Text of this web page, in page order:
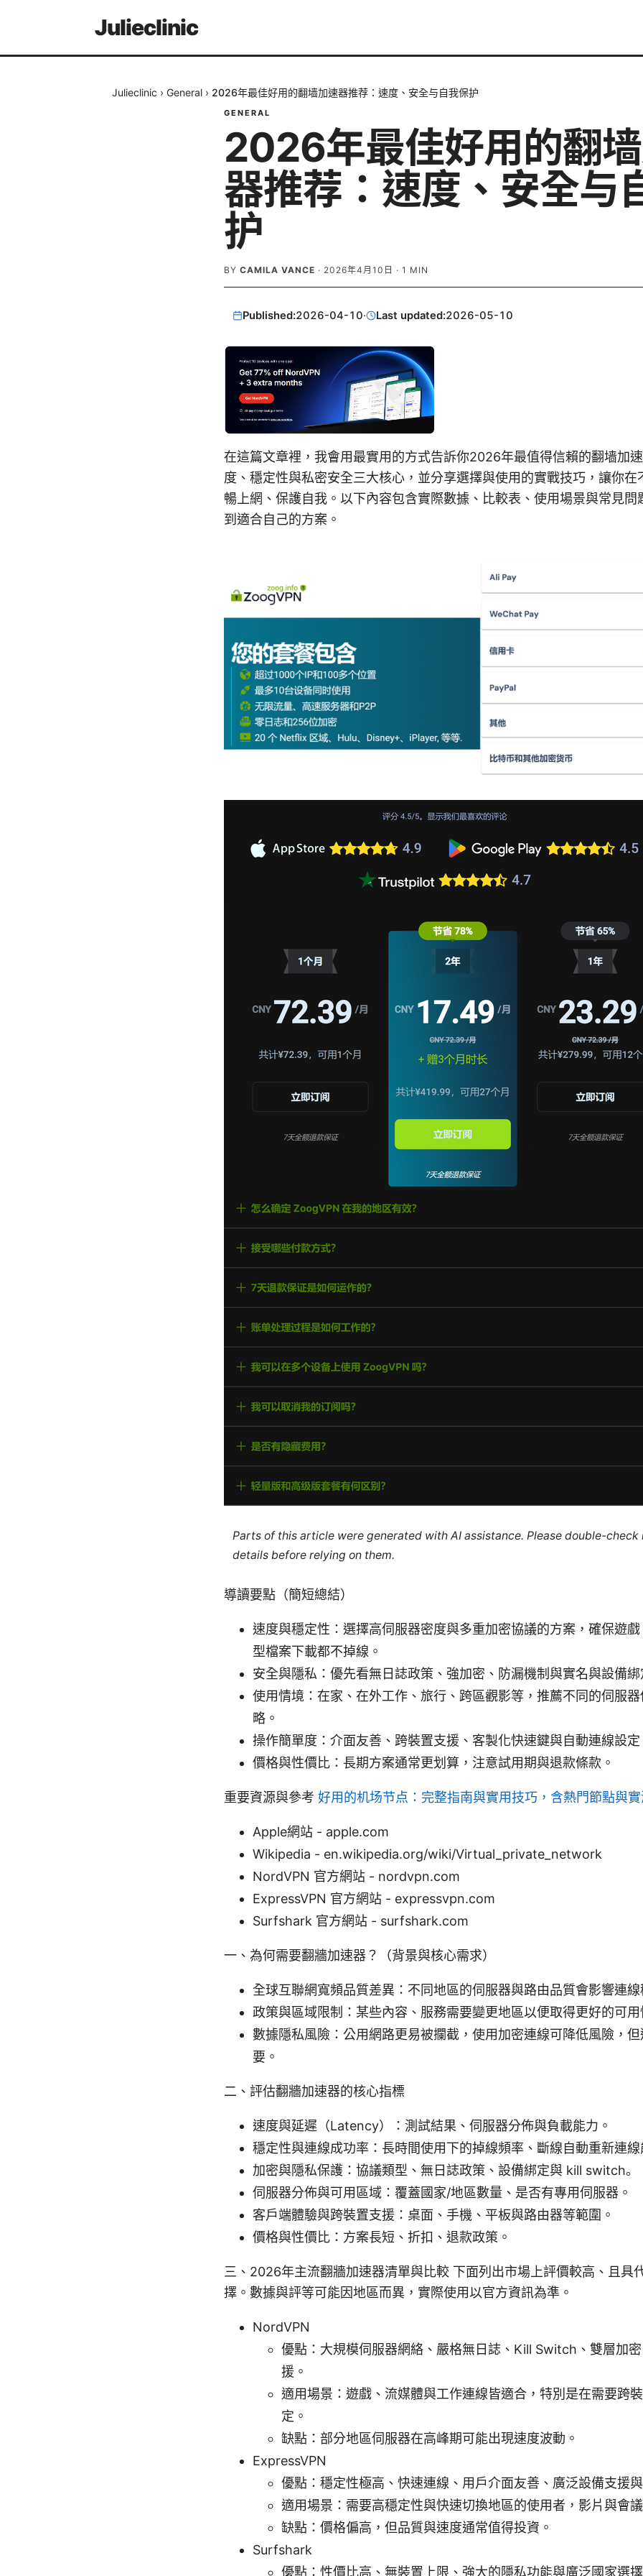
Julieclinic
Julieclinic › General › 2026年最佳好用的翻墙加速器推荐：速度、安全与自我保护
GENERAL
2026年最佳好用的翻
器推荐：速度、安全与
护
BY CAMILA VANCE · 2026年4月10日 · 1 MIN
Published:2026-04-10· Last updated:2026-05-10
在這篇文章裡，我會用最實用的方式告訴你2026年最值得信賴的翻墙加
度、穩定性與私密安全三大核心，並分享選擇與使用的實戰技巧，讓你在
暢上網、保護自我。以下內容包含實際數據、比較表、使用場景與常見問
到適合自己的方案。
Parts of this article were generated with AI assistance. Please double-
details before relying on them.
導讀要點（簡短總結）
速度與穩定性：選擇高伺服器密度與多重加密協議的方案，確保遊
型檔案下載都不掉線。
安全與隱私：優先看無日誌政策、強加密、防漏機制與實名與設備綁
使用情境：在家、在外工作、旅行、跨區觀影等，推薦不同的伺服
略。
操作簡單度：介面友善、跨裝置支援、客製化快速鍵與自動連線設定
價格與性價比：長期方案通常更划算，注意試用期與退款條款。
重要資源與參考 好用的机场节点：完整指南與實用技巧，含熱門節點與
Apple網站 - apple.com
Wikipedia - en.wikipedia.org/wiki/Virtual_private_network
NordVPN 官方網站 - nordvpn.com
ExpressVPN 官方網站 - expressvpn.com
Surfshark 官方網站 - surfshark.com
一、為何需要翻牆加速器？（背景與核心需求）
全球互聯網寬頻品質差異：不同地區的伺服器與路由品質會影響連線
政策與區域限制：某些內容、服務需要變更地區以便取得更好的可用
數據隱私風險：公用網路更易被攔截，使用加密連線可降低風險，
要。
二、評估翻牆加速器的核心指標
速度與延遲（Latency）：測試結果、伺服器分佈與負載能力。
穩定性與連線成功率：長時間使用下的掉線頻率、斷線自動重新連線
加密與隱私保護：協議類型、無日誌政策、設備綁定與 kill switch。
伺服器分佈與可用區域：覆蓋國家/地區數量、是否有專用伺服器。
客戶端體驗與跨裝置支援：桌面、手機、平板與路由器等範圍。
價格與性價比：方案長短、折扣、退款政策。
三、2026年主流翻牆加速器清單與比較 下面列出市場上評價較高、且具
擇。數據與評等可能因地區而異，實際使用以官方資訊為準。
NordVPN
優點：大規模伺服器網絡、嚴格無日誌、Kill Switch、雙層加
援。
適用場景：遊戲、流媒體與工作連線皆適合，特別是在需要跨
定。
缺點：部分地區伺服器在高峰期可能出現速度波動。
ExpressVPN
優點：穩定性極高、快速連線、用戶介面友善、廣泛設備支援
適用場景：需要高穩定性與快速切換地區的使用者，影片與會議
缺點：價格偏高，但品質與速度通常值得投資。
Surfshark
優點：性價比高、無裝置上限、強大的隱私功能與廣泛國家選擇